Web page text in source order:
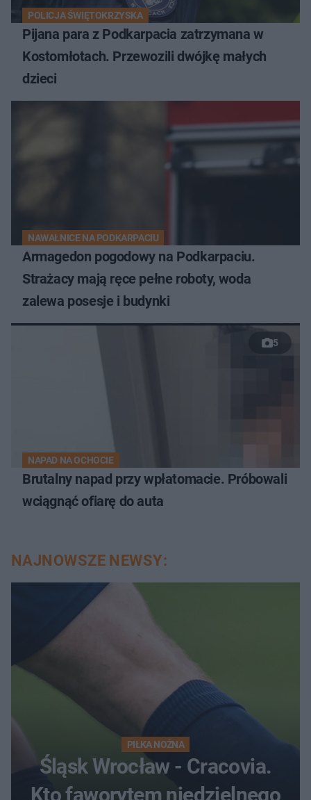
POLICJA ŚWIĘTOKRZYSKA
Pijana para z Podkarpacia zatrzymana w
Kostomłotach. Przewozili dwójkę małych
dzieci
NAWAŁNICE NA PODKARPACIU
Armagedon pogodowy na Podkarpaciu.
Strażacy mają ręce pełne roboty, woda
zalewa posesje i budynki
5
NAPAD NA OCHOCIE
Brutalny napad przy wpłatomacie. Próbowali
wciągnąć ofiarę do auta
NAJNOWSZE NEWSY:
PIŁKA NOŻNA
Śląsk Wrocław - Cracovia.
Kto faworytem niedzielnego